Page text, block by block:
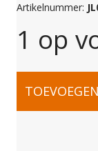
Artikelnummer:
1 op
A-